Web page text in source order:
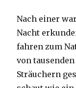
Nach einer
Nacht
fahren zum
von
Sträuchern